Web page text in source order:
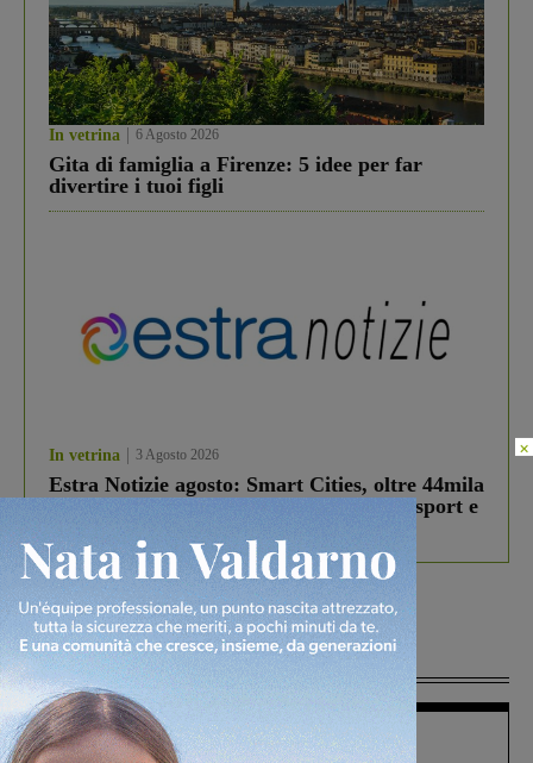
In vetrina 6 Agosto 2026
Gita di famiglia a Firenze: 5 idee per far
divertire i tuoi figli
In vetrina 3 Agosto 2026
Estra Notizie agosto: Smart Cities, oltre 44mila
studenti coinvolti, torna il bando per lo sport e
debutta il podcast Estrair
Più lette
Figline Incisa Valdarno 1 Agosto 2026
×